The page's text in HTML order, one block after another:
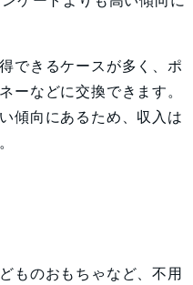
できるケースが多く、ポ
ーなどに交換できます。
傾向にあるため、収入は
ものおもちゃなど、不用